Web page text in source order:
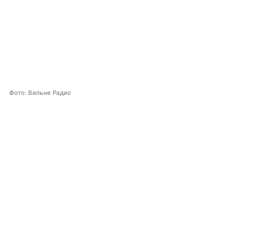
Фото: Вильне Радио